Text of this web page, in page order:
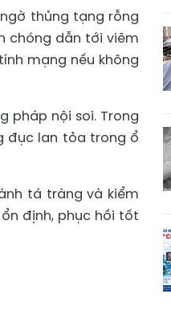
thủng tạng rỗng
chóng dẫn tới viêm
mạng nếu không
pháp nội soi. Trong
đục lan tỏa trong ổ
tá tràng và kiểm
định, phục hồi tốt